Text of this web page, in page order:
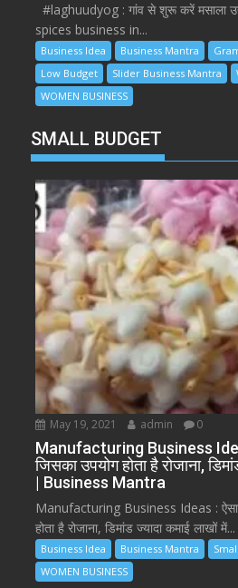
#laghuudyog : गांव से शुरू करें मसाला
spices business in...
Business Idea Business Mantra
Low Budget
Slider Business Mantra
WOMEN BUSINESS
SMALL BUDGET
May 19, 2021 admin 0
Manufacturing Business
जिसका उपयोग होता है रोजाना,
| Business Mantra
Manufacturing Business Ideas : ऐसा
होता है रोजाना, डिमांड ज्यादा कमाई लाखों में...
Business Idea Business Mantra
WOMEN BUSINESS